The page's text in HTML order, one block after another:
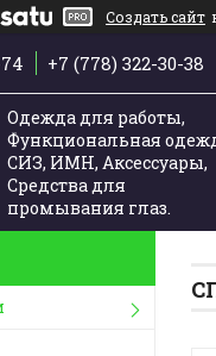
Создать сайт
+7 (778) 322-30-38
Одежда для работы,
Функциональная
СИЗ, ИМН, Аксессуары,
Средства для
промывания глаз.